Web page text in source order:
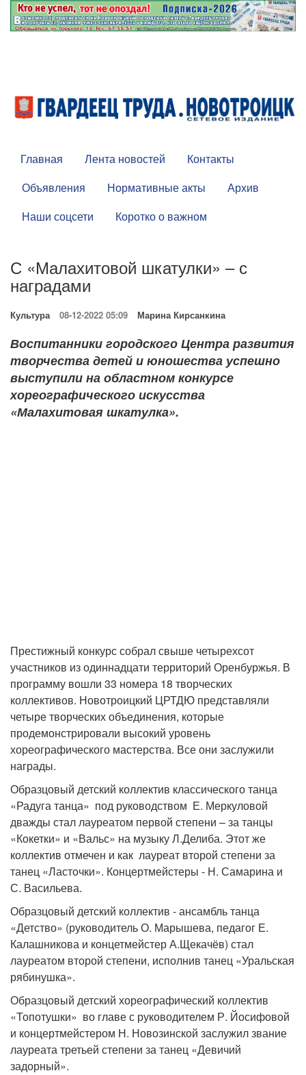
Главная Лента новостей
Контакты
Объявления
Нормативные акты
Архив
Наши соцсети
Коротко о важном
С «Малахитовой шкатулки» – с
наградами
Культура 08-12-2022 05:09 Марина Кирсанкина
Воспитанники городского Центра развития
творчества детей и юношества успешно
выступили на областном конкурсе
хореографического искусства
«Малахитовая шкатулка».
Престижный конкурс собрал свыше четырехсот
участников из одиннадцати территорий Оренбуржья. В
программу вошли 33 номера 18 творческих
коллективов. Новотроицкий ЦРТДЮ представляли
четыре творческих объединения, которые
продемонстрировали высокий уровень
хореографического мастерства. Все они заслужили
награды.
Образцовый детский коллектив классического танца
«Радуга танца» под руководством Е. Меркуловой
дважды стал лауреатом первой степени – за танцы
«Кокетки» и «Вальс» на музыку Л.Делиба. Этот же
коллектив отмечен и как лауреат второй степени за
танец «Ласточки». Концертмейстеры - Н. Самарина и
С. Васильева.
Образцовый детский коллектив - ансамбль танца
«Детство» (руководитель О. Марышева, педагог Е.
Калашникова и концетмейстер А.Щекачёв) стал
лауреатом второй степени, исполнив танец «Уральская
рябинушка».
Образцовый детский хореографический коллектив
«Топотушки» во главе с руководителем Р. Йосифовой
и концертмейстером Н. Новозинской заслужил звание
лауреата третьей степени за танец «Девичий
задорный».